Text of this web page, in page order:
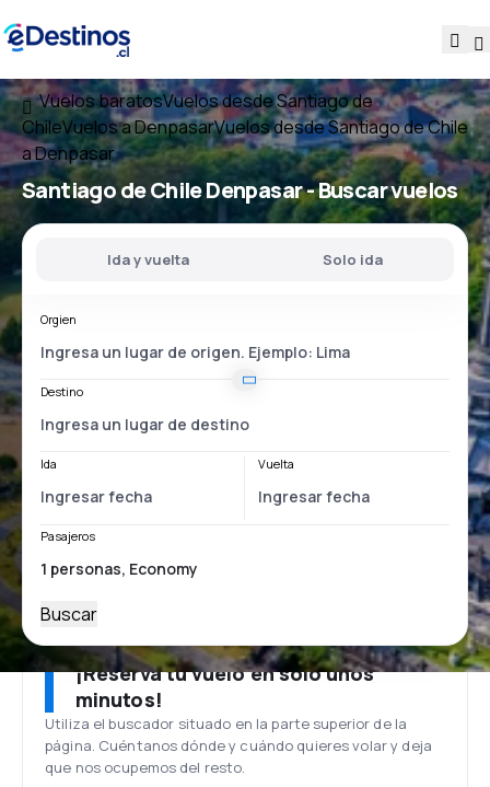
Vuelos baratosVuelos desde Santiago de
ChileVuelos a DenpasarVuelos desde Santiago de Chile
a Denpasar
Santiago de Chile Denpasar- Buscar vuelos
Ida y vuelta Solo ida
Orgien
Destino
Ida Vuelta
Pasajeros
Buscar
¡Reserva tu vuelo en solo unos
minutos!
Utiliza el buscador situado en la parte superior de la
página. Cuéntanos dónde y cuándo quieres volar y deja
que nos ocupemos del resto.